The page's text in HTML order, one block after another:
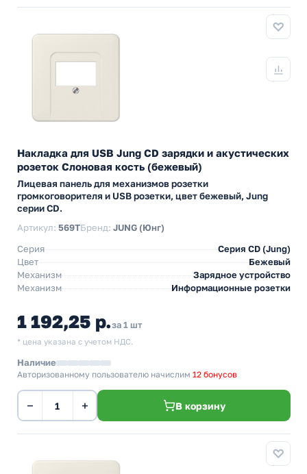
Накладка для USB Jung CD зарядки и акустических
розеток Слоновая кость (бежевый)
Лицевая панель для механизмов розетки
громкоговорителя и USB розетки, цвет бежевый, Jung
серии CD.
Артикул: 569TБренд: JUNG (Юнг)
Серия
Серия CD (Jung)
Цвет
Бежевый
Механизм
Зарядное устройство
Механизм
Информационные розетки
1 192,25 р.за 1 шт
* цена указана с учетом НДС.
Наличие
Авторизованному пользователю начислим 12 бонусов
− + В корзину